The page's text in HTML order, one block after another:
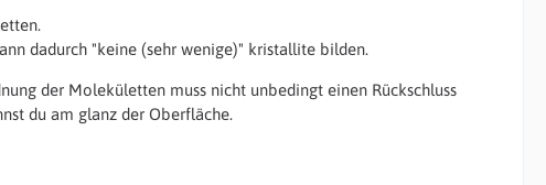
dadurch "keine (sehr wenige)" kristallite bilden.
der Molekületten muss nicht unbedingt einen Rückschluss
du am glanz der Oberfläche.